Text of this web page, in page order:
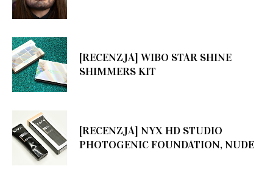
[RECENZJA] WIBO STAR SHINE
SHIMMERS KIT
[RECENZJA] NYX HD STUDIO
PHOTOGENIC FOUNDATION, NUDE